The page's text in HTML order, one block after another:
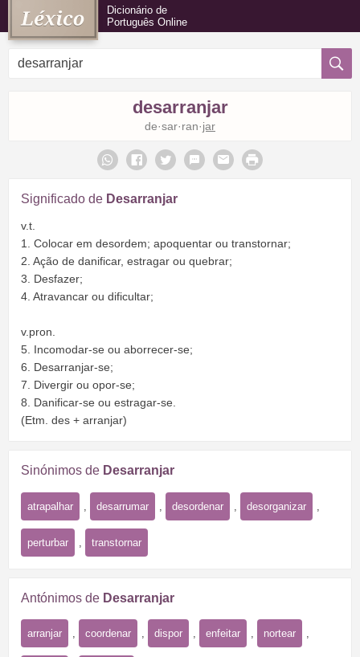
Dicionário de
Português Online
desarranjar
de·sar·ran·jar
Significado de Desarranjar
v.t.
1. Colocar em desordem; apoquentar ou transtornar;
2. Ação de danificar, estragar ou quebrar;
3. Desfazer;
4. Atravancar ou dificultar;
v.pron.
5. Incomodar-se ou aborrecer-se;
6. Desarranjar-se;
7. Divergir ou opor-se;
8. Danificar-se ou estragar-se.
(Etm. des + arranjar)
Sinónimos de Desarranjar
atrapalhar desarrumar desordenar desorganizar
perturbar transtornar
Antónimos de Desarranjar
arranjar , coordenar , dispor , enfeitar , nortear ,